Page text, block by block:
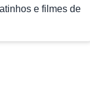
e filmes de